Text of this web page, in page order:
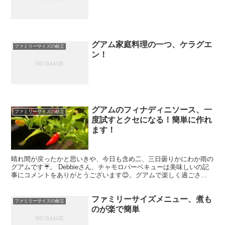
ファミリーサイズの献立
グアム家庭料理の一つ、ケラグエ
ン！
ファミリーサイズの献立
グアムのフィナディニソース、一
度試すとクセになる！簡単に作れ
ます！
晴れ間が戻ったかと思いきや、今日も含め二、三日曇りかにわか雨の
グアムです☔️。 Debbieさん、チャモロバーベキューは美味しいの記
事にコメントをありがとうございます😊。グアムで楽しく過ごされ
ファミリーサイズの献立
ファミリーサイズメニュー、煮も
のが楽で簡単